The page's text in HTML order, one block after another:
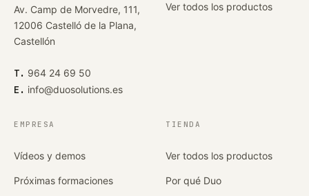
Av. Camp de Morvedre, 111,
12006 Castelló de la Plana,
Castellón
T. 964 24 69 50
E. info@duosolutions.es
Ver todos los productos
EMPRESA
Vídeos y demos
Próximas formaciones
TIENDA
Ver todos los productos
Por qué Duo